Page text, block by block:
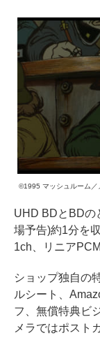
©1995 マッシュルーム／
UHD BDとBDの
場予告)約1分を
1ch、リニア
ショップ独自の
ルシート、
フ、無償特典ビ
メラではポスト